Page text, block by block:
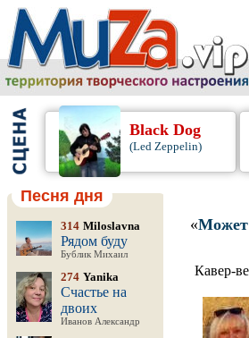
Black Dog
(Led Zeppelin)
Песня дня
314 Miloslavna
Рядом буду
Бублик Михаил
274 Yanika
Счастье на
двоих
Иванов Александр
«Может
Кавер-